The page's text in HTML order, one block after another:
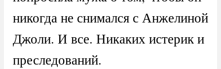
никогда не снимался с Анжелиной
Джоли. И все. Никаких истерик и
преследований.